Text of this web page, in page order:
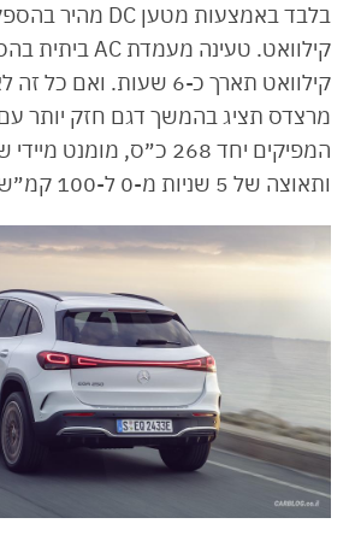
קילוואט תארך כ-6 שעות.
מרצדס תציג בהמשך דגם חזק יותר
ותאוצה של 5 שניות מ-0 ל-100 קמ״ש.